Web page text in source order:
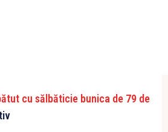
cu sălbăticie bunica de 79 de